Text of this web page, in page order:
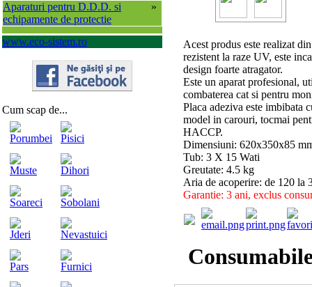
Aparaturi pentru D.D.D. si
echipamente de protectie
»
www.eco-sistem.ro
Cum scap de...
Porumbei Pisici
Muste Dihori
Soareci Sobolani
Jderi Nevastuici
Pars Furnici
Acest produs este realizat
rezistent la raze UV, este
design foarte atragator.
Este un aparat profesional,
combaterea cat si pentru
Placa adeziva este imbibata
model in carouri, tocmai
HACCP.
Dimensiuni: 620x350x85
Tub: 3 X 15 Wati
Greutate: 4.5 kg
Aria de acoperire: de 120 la
Garantie: 3 ani, exclus